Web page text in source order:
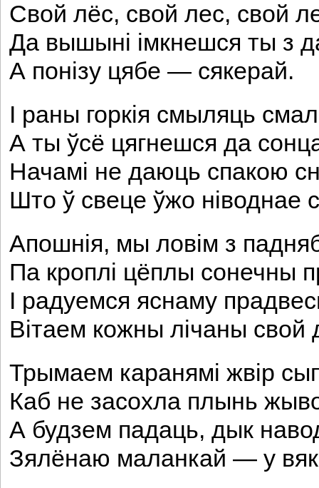
Свой лёс, свой лес, свой
Да вышыні імкнешся ты з
А понізу цябе — сякерай.
I раны горкія смыляць
А ты ўсё цягнешся да
Начамі не даюць спакою
Што ў свеце ўжо ніводнае
Апошнія, мы ловім з
Па кроплі цёплы сонечны
I радуемся яснаму
Вітаем кожны лічаны свой
Трымаем каранямі жвір
Каб не засохла плынь
А будзем падаць, дык
Зялёнаю маланкай — у